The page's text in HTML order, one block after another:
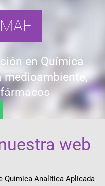
en Química
web
Química Analítica Aplicada